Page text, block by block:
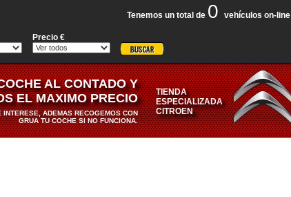
Tenemos un total de 0 vehículos on-line
Precio €
AL CONTADO Y
EL MAXIMO PRECIO
ADEMAS RECOGEMOS CON
GRUA TU COCHE SI NO FUNCIONA.
TIENDA
ESPECIALIZADA
CITROEN